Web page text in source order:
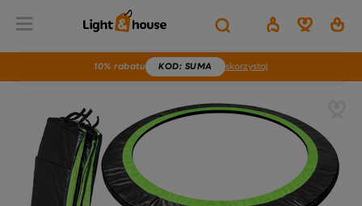
10% rabatu KOD: SUMA skorzystaj